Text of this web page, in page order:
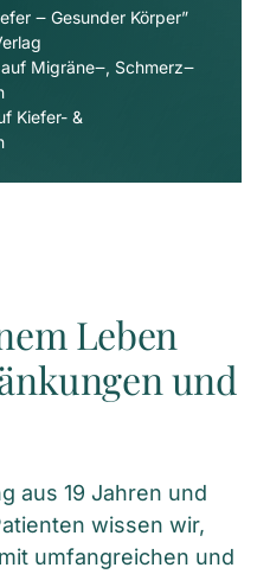
‒ Gesunder Körper”
Migräne‒, Schmerz‒
Kiefer- &
Leben
und
aus 19 Jahren und
wissen wir,
umfangreichen und